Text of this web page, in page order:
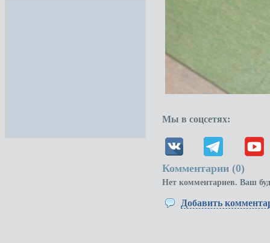
Мы в соцсетях:
Комментарии (0)
Нет комментариев. Ваш
Добавить